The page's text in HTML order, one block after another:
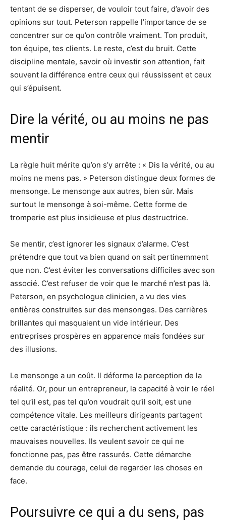
tentant de se disperser, de vouloir tout faire, d’avoir des
opinions sur tout. Peterson rappelle l’importance de se
concentrer sur ce qu’on contrôle vraiment. Ton produit,
ton équipe, tes clients. Le reste, c’est du bruit. Cette
discipline mentale, savoir où investir son attention, fait
souvent la différence entre ceux qui réussissent et ceux
qui s’épuisent.
Dire la vérité, ou au moins ne pas
mentir
La règle huit mérite qu’on s’y arrête : « Dis la vérité, ou au
moins ne mens pas. » Peterson distingue deux formes de
mensonge. Le mensonge aux autres, bien sûr. Mais
surtout le mensonge à soi-même. Cette forme de
tromperie est plus insidieuse et plus destructrice.
Se mentir, c’est ignorer les signaux d’alarme. C’est
prétendre que tout va bien quand on sait pertinemment
que non. C’est éviter les conversations difficiles avec son
associé. C’est refuser de voir que le marché n’est pas là.
Peterson, en psychologue clinicien, a vu des vies
entières construites sur des mensonges. Des carrières
brillantes qui masquaient un vide intérieur. Des
entreprises prospères en apparence mais fondées sur
des illusions.
Le mensonge a un coût. Il déforme la perception de la
réalité. Or, pour un entrepreneur, la capacité à voir le réel
tel qu’il est, pas tel qu’on voudrait qu’il soit, est une
compétence vitale. Les meilleurs dirigeants partagent
cette caractéristique : ils recherchent activement les
mauvaises nouvelles. Ils veulent savoir ce qui ne
fonctionne pas, pas être rassurés. Cette démarche
demande du courage, celui de regarder les choses en
face.
Poursuivre ce qui a du sens, pas